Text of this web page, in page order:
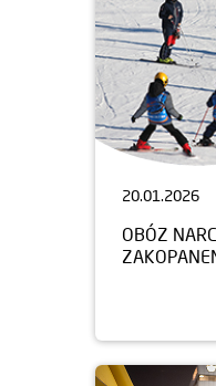
20.01.2026
OBÓZ